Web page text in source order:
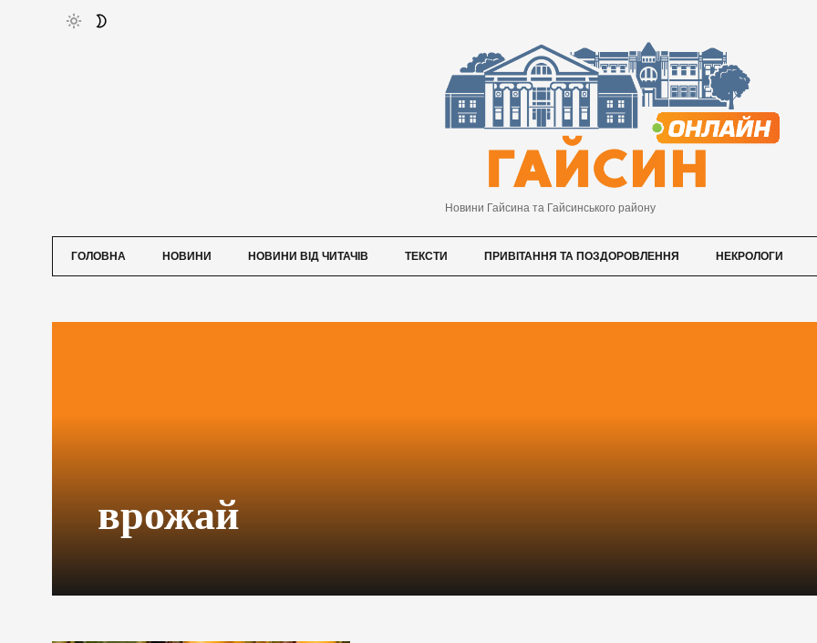
Новини Гайсина та Гайсинського району
ГОЛОВНА НОВИНИ НОВИНИ ВІД ЧИТАЧІВ ТЕКСТИ ПРИВІТАННЯ ТА ПОЗДОРОВЛЕННЯ НЕКРОЛОГИ
врожай